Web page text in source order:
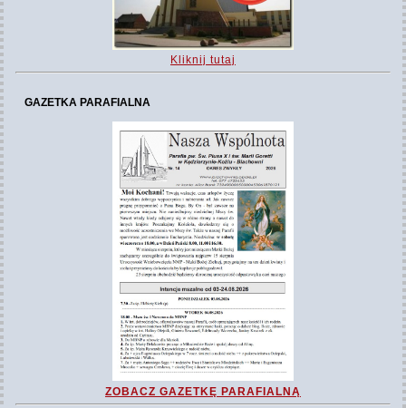
Kliknij tutaj
GAZETKA PARAFIALNA
ZOBACZ GAZETKĘ PARAFIALNĄ